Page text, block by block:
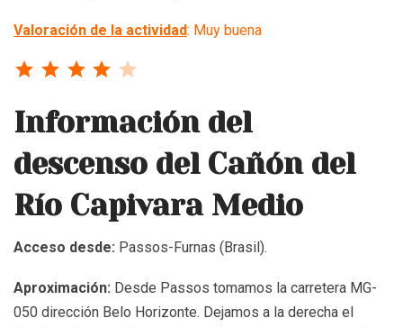
Valoración de la actividad: Muy buena
⭐ ⭐
Información del
descenso del Cañón del
Río Capivara Medio
Acceso desde: Passos-Furnas (Brasil).
Aproximación: Desde Passos tomamos la carretera MG-
050 dirección Belo Horizonte. Dejamos a la derecha el